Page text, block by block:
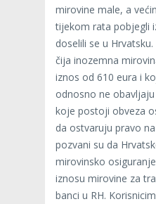
mirovine male, a
tijekom rata pobjegli
doselili se u
čija inozemna
iznos od 610 eura i
odnosno ne
koje postoji obveza
da ostvaruju pravo
pozvani su da
mirovinsko
iznosu mirovine za
banci u RH.